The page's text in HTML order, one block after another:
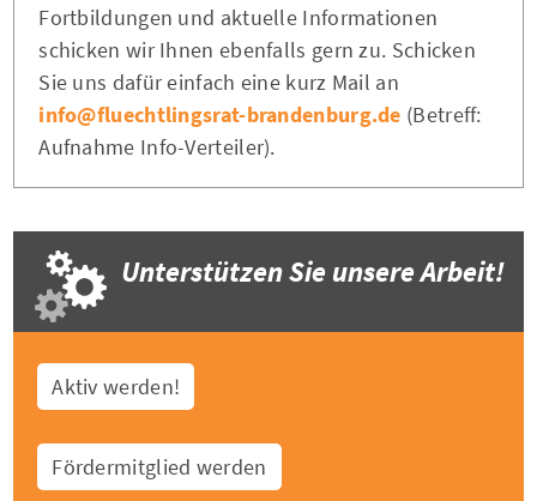
Fortbildungen und aktuelle Informationen
schicken wir Ihnen ebenfalls gern zu. Schicken
Sie uns dafür einfach eine kurz Mail an
info@fluechtlingsrat-brandenburg.de (Betreff:
Aufnahme Info-Verteiler).
Unterstützen Sie unsere Arbeit!
Aktiv werden!
Fördermitglied werden